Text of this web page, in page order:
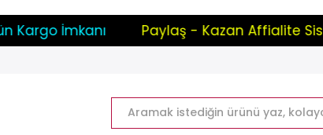
İmkanı Paylaş - Kazan Affialite Sistemi